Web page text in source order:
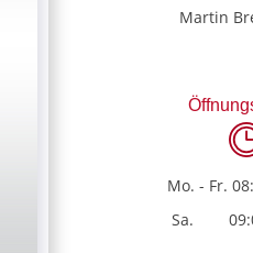
Martin
Mo. - Fr.
Sa.